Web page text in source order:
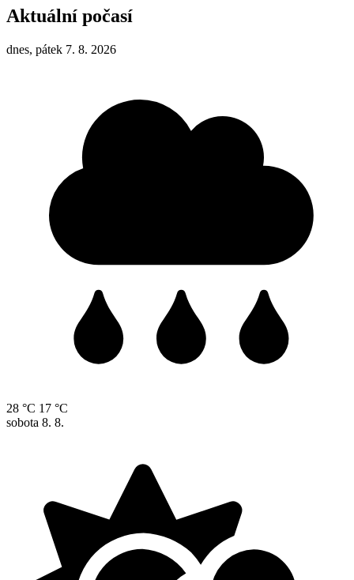
Aktuální počasí
dnes, pátek 7. 8. 2026
28 °C 17 °C
sobota 8. 8.